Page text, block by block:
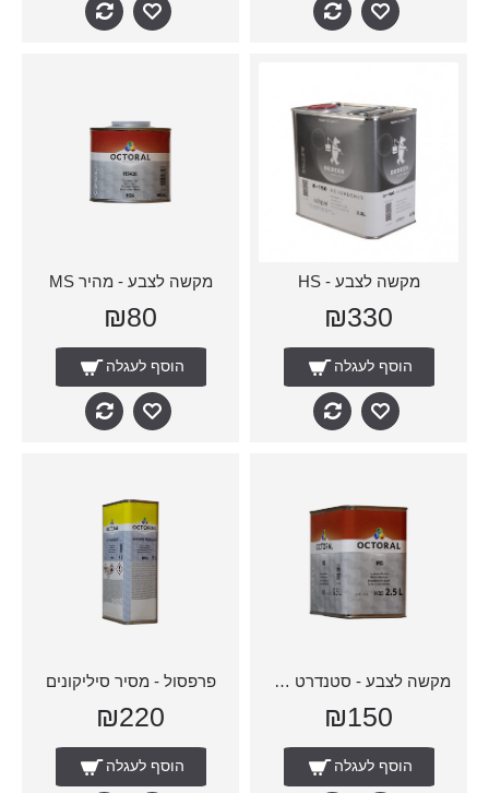
מקשה לצבע - HS
₪330
הוסף לעגלה
מקשה לצבע - מהיר MS
₪80
הוסף לעגלה
מקשה לצבע - סטנדרט MS
₪150
הוסף לעגלה
פרפסול - מסיר סיליקונים
₪220
הוסף לעגלה